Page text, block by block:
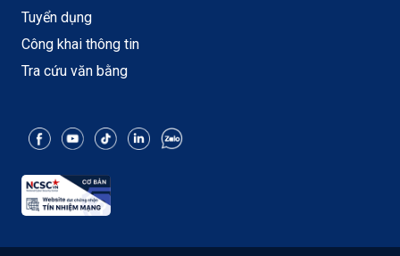
Tuyển dụng
Công khai thông tin
Tra cứu văn bằng